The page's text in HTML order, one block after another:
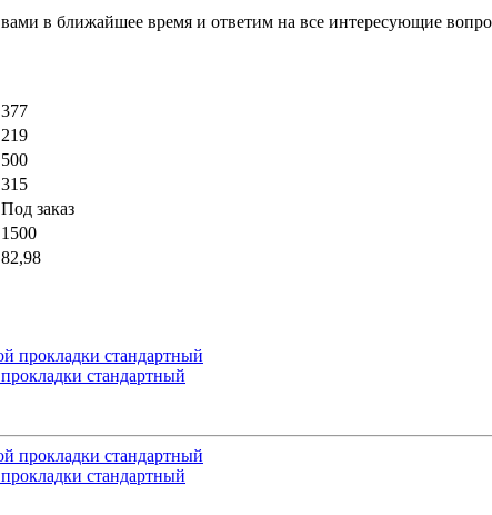
в ближайшее время и ответим на все интересующие
377
219
500
315
Под заказ
1500
82,98
стандартный
стандартный